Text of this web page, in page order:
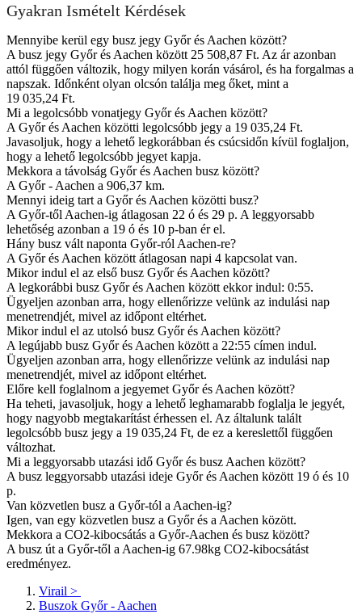
Gyakran Ismételt Kérdések
Mennyibe kerül egy busz jegy Győr és Aachen között?
A busz jegy Győr és Aachen között 25 508,87 Ft. Az ár azonban
attól függően változik, hogy milyen korán vásárol, és ha forgalmas a
napszak. Időnként olyan olcsón találja meg őket, mint a
19 035,24 Ft.
Mi a legolcsóbb vonatjegy Győr és Aachen között?
A Győr és Aachen közötti legolcsóbb jegy a 19 035,24 Ft.
Javasoljuk, hogy a lehető legkorábban és csúcsidőn kívül foglaljon,
hogy a lehető legolcsóbb jegyet kapja.
Mekkora a távolság Győr és Aachen busz között?
A Győr - Aachen a 906,37 km.
Mennyi ideig tart a Győr és Aachen közötti busz?
A Győr-től Aachen-ig átlagosan 22 ó és 29 p. A leggyorsabb
lehetőség azonban a 19 ó és 10 p-ban ér el.
Hány busz vált naponta Győr-ról Aachen-re?
A Győr és Aachen között átlagosan napi 4 kapcsolat van.
Mikor indul el az első busz Győr és Aachen között?
A legkorábbi busz Győr és Aachen között ekkor indul: 0:55.
Ügyeljen azonban arra, hogy ellenőrizze velünk az indulási nap
menetrendjét, mivel az időpont eltérhet.
Mikor indul el az utolsó busz Győr és Aachen között?
A legújabb busz Győr és Aachen között a 22:55 címen indul.
Ügyeljen azonban arra, hogy ellenőrizze velünk az indulási nap
menetrendjét, mivel az időpont eltérhet.
Előre kell foglalnom a jegyemet Győr és Aachen között?
Ha teheti, javasoljuk, hogy a lehető leghamarabb foglalja le jegyét,
hogy nagyobb megtakarítást érhessen el. Az általunk talált
legolcsóbb busz jegy a 19 035,24 Ft, de ez a kereslettől függően
változhat.
Mi a leggyorsabb utazási idő Győr és busz Aachen között?
A busz leggyorsabb utazási ideje Győr és Aachen között 19 ó és 10
p.
Van közvetlen busz a Győr-tól a Aachen-ig?
Igen, van egy közvetlen busz a Győr és a Aachen között.
Mekkora a CO2-kibocsátás a Győr-Aachen és busz között?
A busz út a Győr-től a Aachen-ig 67.98kg CO2-kibocsátást
eredményez.
Virail >
Buszok Győr - Aachen